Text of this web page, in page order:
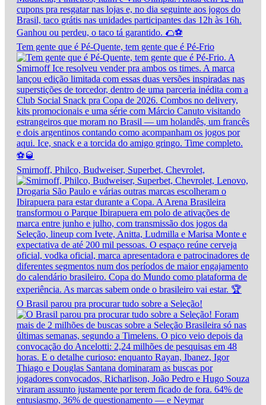
Tem gente que é Pé-Quente, tem gente que é Pé-Frio
Smirnoff, Philco, Budweiser, Superbet, Chevrolet,
O Brasil parou pra procurar tudo sobre a Seleção!